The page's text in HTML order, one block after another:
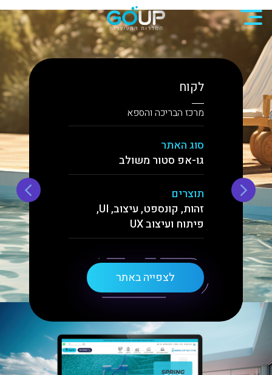
לקוח
מרכז הבריכה והספא
סוג האתר
גו-אפ סטור משולב
תוצרים
זהות, קונספט, עיצוב, UI,
פיתוח ועיצוב UX
לצפייה באתר